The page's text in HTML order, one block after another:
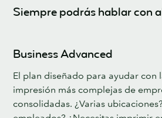
Business Advanced
El plan diseñado para ayudar con
impresión más complejas de
consolidadas. ¿Varias
Siempre podrás hablar con